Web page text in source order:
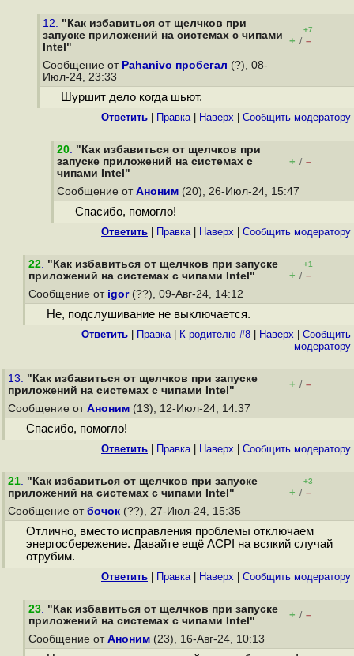
12. "Как избавиться от щелчков при
запуске приложений на системах с чипами
Intel"
+7
+ / –
Сообщение от Pahanivo пробегал (?), 08-
Июл-24, 23:33
Шуршит дело когда шьют.
Ответить Правка| Наверх Cообщить модератору
20. "Как избавиться от щелчков при
запуске приложений на системах с
чипами Intel"
+ / –
Сообщение от Аноним (20), 26-Июл-24, 15:47
Спасибо, помогло!
Ответить Правка| Наверх Cообщить модератору
22. "Как избавиться от щелчков при запуске
приложений на системах с чипами Intel"
+1
+ / –
Сообщение от igor(??), 09-Авг-24, 14:12
Не, подслушивание не выключается.
Ответить Правка| К родителю #8 Наверх
Cообщить
модератору
13. "Как избавиться от щелчков при запуске
приложений на системах с чипами Intel"
+ / –
Сообщение от Аноним (13), 12-Июл-24, 14:37
Спасибо, помогло!
Ответить Правка| Наверх Cообщить модератору
21. "Как избавиться от щелчков при запуске
приложений на системах с чипами Intel"
+3
+ / –
Сообщение от бочок (??), 27-Июл-24, 15:35
Отлично, вместо исправления проблемы отключаем
энергосбережение. Давайте ещё ACPI на всякий случай
отрубим.
Ответить Правка| Наверх Cообщить модератору
23. "Как избавиться от щелчков при запуске
приложений на системах с чипами Intel"
+ / –
Сообщение от Аноним (23), 16-Авг-24, 10:13